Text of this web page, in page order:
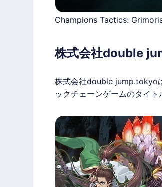
Champions Tactics:
株式会社double
株式会社double jump.tokyo
ックチェーンゲームのタイト